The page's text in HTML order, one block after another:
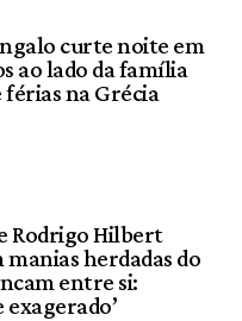
curte noite em
ao lado da família
na Grécia
Rodrigo Hilbert
herdadas do
entre si:
exagerado’